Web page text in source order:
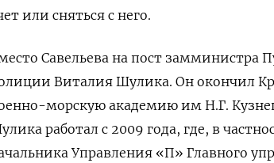
или сняться с него.
Савельева на пост замминистра
Виталия Шулика. Он окончил
морскую академию им Н.Г.
работал с 2009 года, где, в
Управления «П» Главного